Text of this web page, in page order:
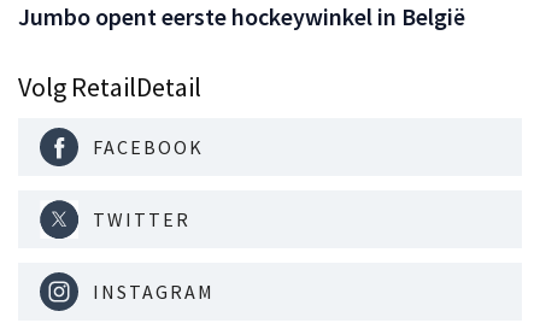
Jumbo opent eerste hockeywinkel in België
Volg RetailDetail
FACEBOOK
TWITTER
INSTAGRAM